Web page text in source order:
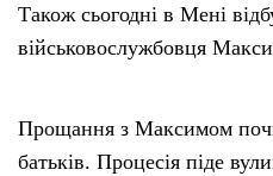
Також сьогодні в Мені
військовослужбовця
Прощання з Максимом
батьків. Процесія піде